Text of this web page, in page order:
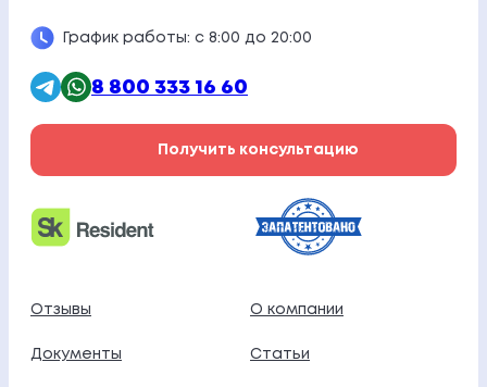
График работы: с 8:00 до 20:00
8 800 333 16 60
Получить консультацию
Отзывы О компании
Документы Статьи